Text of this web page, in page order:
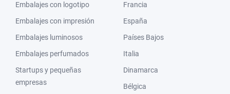
Embalajes con logotipo
Embalajes con impresión
Embalajes luminosos
Embalajes perfumados
Startups y pequeñas
empresas
Francia
España
Países Bajos
Italia
Dinamarca
Bélgica